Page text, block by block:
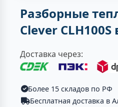
Разборные
Clever
Доставка через:
Более 15 складов по РФ
Бесплатная доставка в